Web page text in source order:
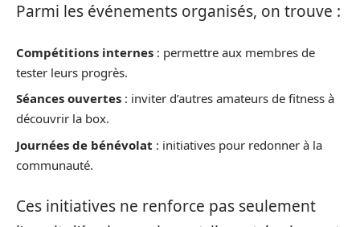
Parmi les événements organisés, on trouve :
Compétitions internes : permettre aux membres de
tester leurs progrès.
Séances ouvertes : inviter d’autres amateurs de fitness à
découvrir la box.
Journées de bénévolat : initiatives pour redonner à la
communauté.
Ces initiatives ne renforce pas seulement